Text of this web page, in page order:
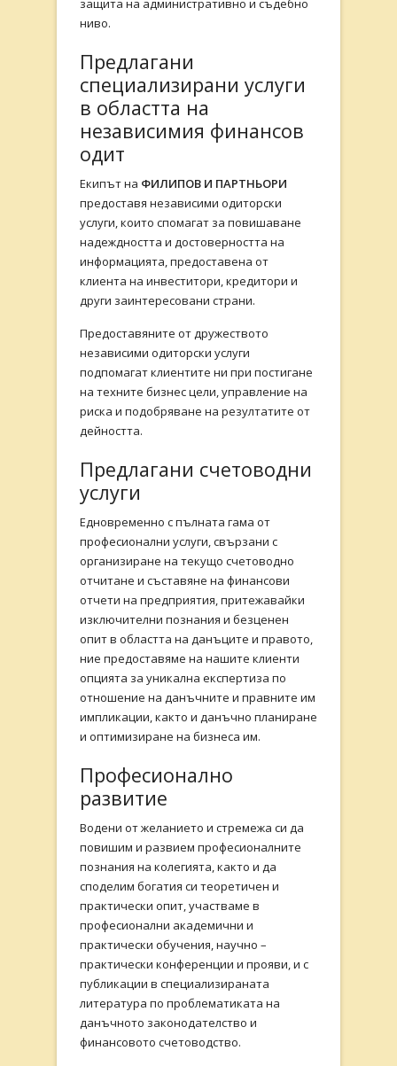
защита на административно и съдебно
ниво.
Предлагани
специализирани услуги
в областта на
независимия финансов
одит
Екипът на ФИЛИПОВ И ПАРТНЬОРИ
предоставя независими одиторски
услуги, които спомагат за повишаване
надеждността и достоверността на
информацията, предоставена от
клиента на инвеститори, кредитори и
други заинтересовани страни.
Предоставяните от дружеството
независими одиторски услуги
подпомагат клиентите ни при постигане
на техните бизнес цели, управление на
риска и подобряване на резултатите от
дейността.
Предлагани счетоводни
услуги
Едновременно с пълната гама от
професионални услуги, свързани с
организиране на текущо счетоводно
отчитане и съставяне на финансови
отчети на предприятия, притежавайки
изключителни познания и безценен
опит в областта на данъците и правото,
ние предоставяме на нашите клиенти
опцията за уникална експертиза по
отношение на данъчните и правните им
импликации, както и данъчно планиране
и оптимизиране на бизнеса им.
Професионално
развитие
Водени от желанието и стремежа си да
повишим и развием професионалните
познания на колегията, както и да
споделим богатия си теоретичен и
практически опит, участваме в
професионални академични и
практически обучения, научно –
практически конференции и прояви, и с
публикации в специализираната
литература по проблематиката на
данъчното законодателство и
финансовото счетоводство.